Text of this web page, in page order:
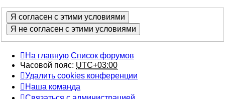
На главную Список форумов
Часовой пояс: UTC+03:00
Удалить cookies конференции
Наша команда